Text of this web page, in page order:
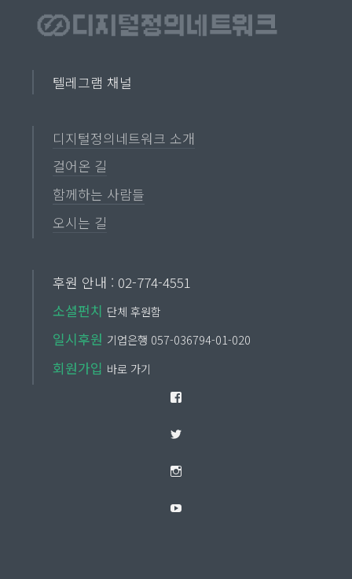
텔레그램 채널
디지털정의네트워크 소개
걸어온 길
함께하는 사람들
오시는 길
후원 안내 : 02-774-4551
소셜펀치 단체 후원함
일시후원 기업은행 057-036794-01-020
회원가입 바로 가기
Facebook
Twitter
Instagram
YouTube